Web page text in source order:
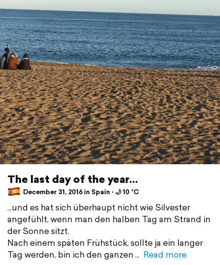
The last day of the year...
December 31, 2016 in Spain ⋅ 🌙 10 °C
...und es hat sich überhaupt nicht wie Silvester
angefühlt, wenn man den halben Tag am Strand in
der Sonne sitzt.
Nach einem späten Frühstück, sollte ja ein langer
Tag werden, bin ich den ganzen
Read more